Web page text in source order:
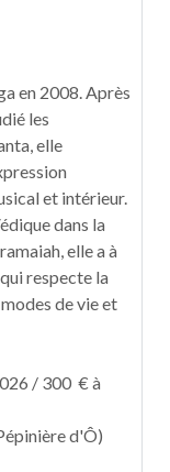
en 2008. Après
les
elle
et intérieur.
dans la
elle a à
respecte la
de vie et
/ 300 € à
d'Ô)